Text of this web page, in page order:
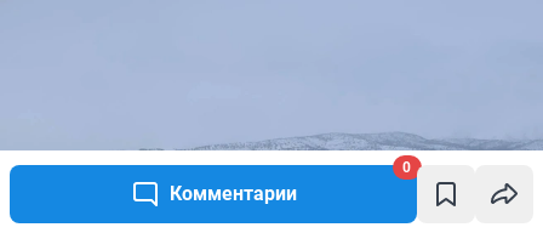
Комментарии
0